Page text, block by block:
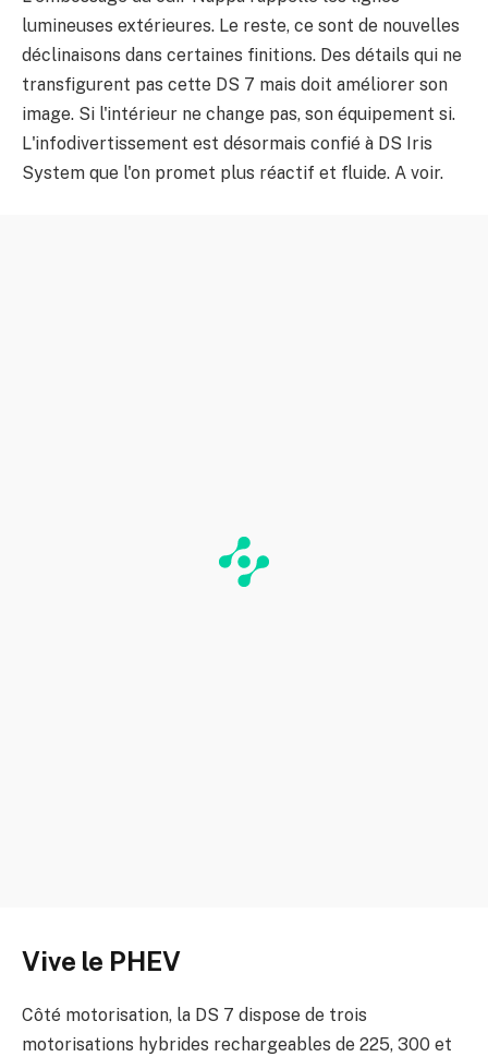
lumineuses extérieures. Le reste, ce sont de nouvelles
déclinaisons dans certaines finitions. Des détails qui ne
transfigurent pas cette DS 7 mais doit améliorer son
image. Si l'intérieur ne change pas, son équipement si.
L'infodivertissement est désormais confié à DS Iris
System que l'on promet plus réactif et fluide. A voir.
Vive le PHEV
Côté motorisation, la DS 7 dispose de trois
motorisations hybrides rechargeables de 225, 300 et